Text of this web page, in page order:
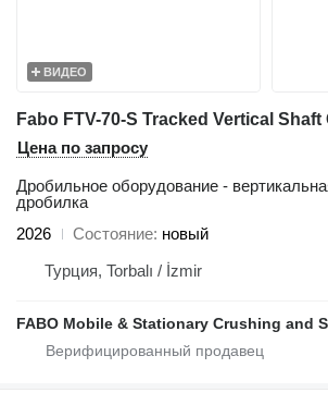
ВИДЕО
Цена по запросу
Дробильное оборудование -
дробилка
2026
Состояние новый
Турция, Torbalı / İzmir